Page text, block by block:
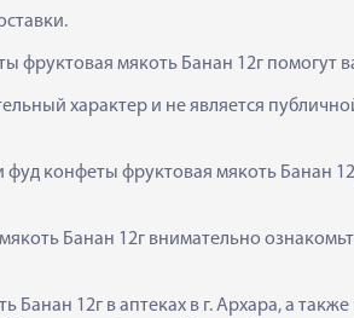
фруктовая мякоть Банан 12г помогут
характер и не является
конфеты фруктовая мякоть Банан
Банан 12г внимательно
Банан 12г в аптеках в г. Архара, а